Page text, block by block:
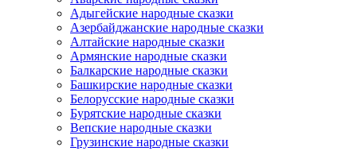
Адыгейские народные сказки
Азербайджанские народные сказки
Алтайские народные сказки
Армянские народные сказки
Балкарские народные сказки
Башкирские народные сказки
Белорусские народные сказки
Бурятские народные сказки
Вепские народные сказки
Грузинские народные сказки